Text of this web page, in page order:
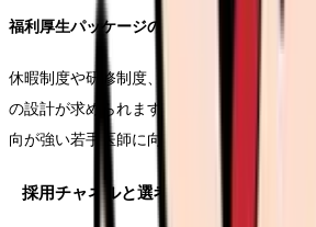
福利厚生パッケージの整備
休暇制度や研修制度、住宅手当など、総合
の設計が求められます。特に、ワークライ
向が強い若手医師に向けた制度設計が重要で
採用チャネルと選考プロセス